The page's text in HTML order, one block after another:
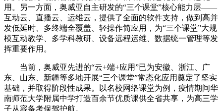
用。另一方面，奥威亚自主研发的“三个课堂”核心能力层——
互动云、直播云、运维云，提供了全面的软件支持，做到高并
发低延时、多终端全覆盖、轻操作简应用，为“三个课堂”大规
模互动教学、多学科教研、设备远程运维、数据统一管理等发
挥重要作用。
当前，奥威亚先进的“云+端+应用”已为安徽、浙江、广
东、山东、新疆等多地开展“三个课堂”常态化应用奠定了坚实
基础，并取得阶段性成果。以名校网络课堂为例，疫情期间华
南师范大学附属中学打造百余节优质课供全省共享，为高三学
子从容备考保驾护航。